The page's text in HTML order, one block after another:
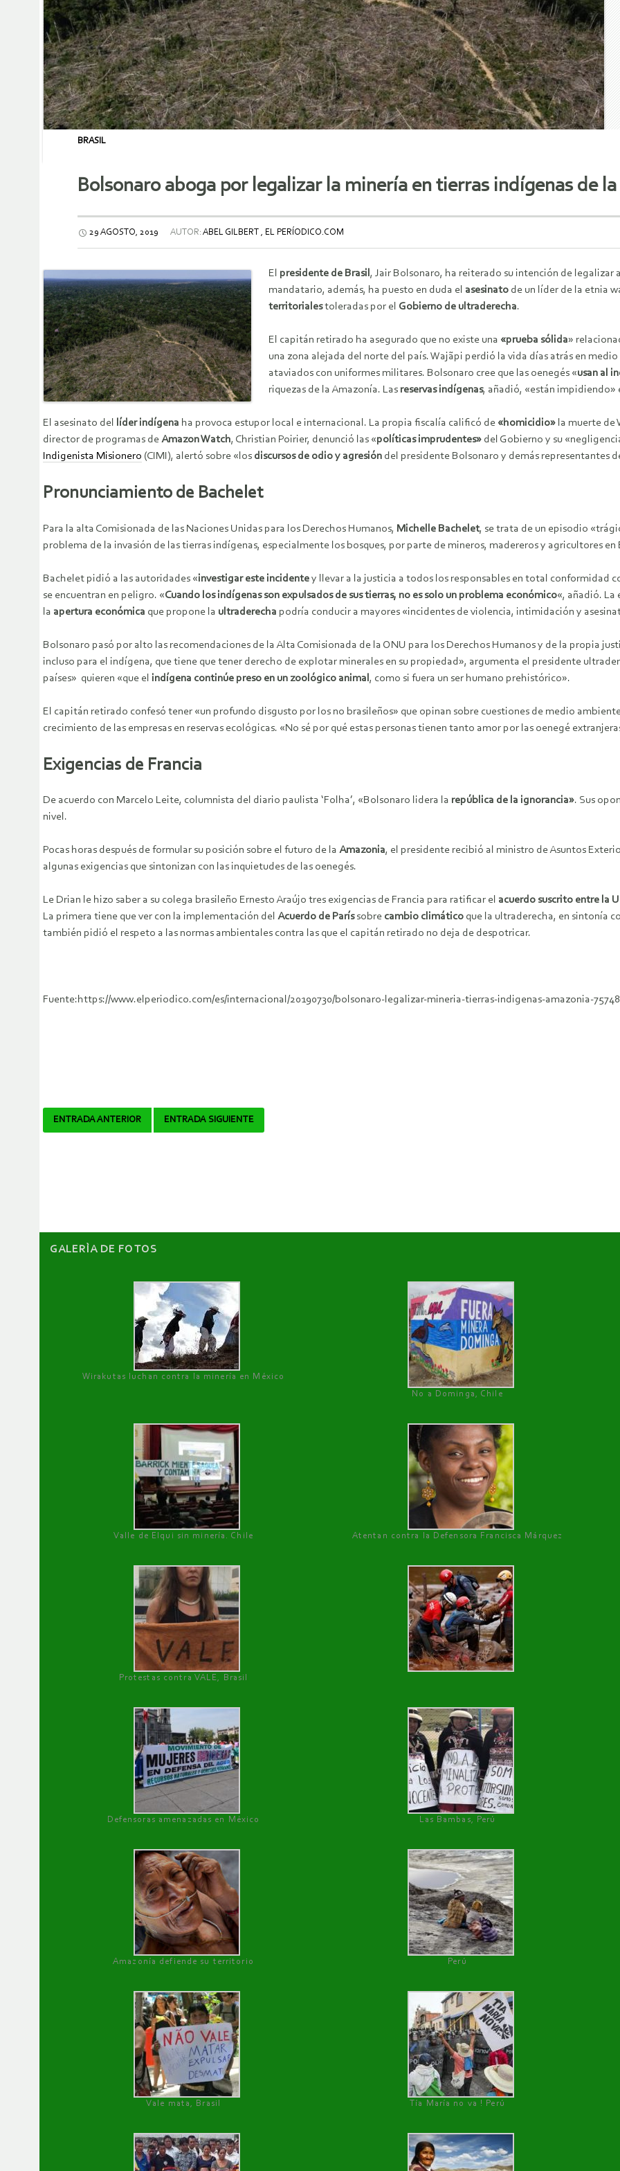
BRASIL
Bolsonaro aboga por legalizar la minería en tierras indígenas de
29 AGOSTO, 2019 AUTOR: ABEL GILBERT , EL PERÍODICO.COM
El presidente de Brasil , Jair Bolsonaro, ha reiterado su intención de legalizar
mandatario, además, ha puesto en duda el asesinato de un líder de la etnia
territorialestoleradas por el Gobierno de ultraderecha.
El capitán retirado ha asegurado que no existe una «prueba sólida»
una zona alejada del norte del país. Wajãpi perdió la vida días atrás en
ataviados con uniformes militares. Bolsonaro cree que las oenegés «usan al
riquezas de la Amazonía. Las reservas indígenas, añadió, «están impidiendo»
El asesinato del líder indígena ha provoca estupor local e internacional. La propia fiscalía calificó de «homicidio» la muerte de
director de programas deAmazon Watch, Christian Poirier, denunció las «políticas imprudentes» del Gobierno y su
Indigenista Misionero (CIMI), alertó sobre «los discursos de odio y agresión del presidente Bolsonaro y demás representantes
Pronunciamiento de Bachelet
Para la alta Comisionada de las Naciones Unidas para los Derechos Humanos, Michelle Bachelet, se trata de un episodio
problema de la invasión de las tierras indígenas, especialmente los bosques, por parte de mineros, madereros y agricultores en
Bachelet pidió a las autoridades «investigar este incidentey llevar a la justicia a todos los responsables en total conformidad
se encuentran en peligro. «Cuando los indígenas son expulsados ​​de sus tierras, no es solo un problema económico«, añadió. La
la apertura económica que propone la ultraderecha podría conducir a mayores «incidentes de violencia, intimidación y
Bolsonaro pasó por alto las recomendaciones de la Alta Comisionada de la ONU para los Derechos Humanos y de la propia
incluso para el indígena, que tiene que tener derecho de explotar minerales en su propiedad», argumenta el presidente
países» quieren «que el indígena continúe preso en un zoológico animal , como si fuera un ser humano prehistórico».
El capitán retirado confesó tener «un profundo disgusto por los no brasileños» que opinan sobre cuestiones de medio
crecimiento de las empresas en reservas ecológicas. «No sé por qué estas personas tienen tanto amor por las oenegé
Exigencias de Francia
De acuerdo con Marcelo Leite, columnista del diario paulista ‘Folha’, «Bolsonaro lidera la república de la ignorancia». Sus
nivel.
Pocas horas después de formular su posición sobre el futuro de la Amazonia, el presidente recibió al ministro de Asuntos
algunas exigencias que sintonizan con las inquietudes de las oenegés.
Le Drian le hizo saber a su colega brasileño Ernesto Araújo tres exigencias de Francia para ratificar el acuerdo suscrito entre la
La primera tiene que ver con la implementación del Acuerdo de Paríssobre cambio climático que la ultraderecha, en sintonía
también pidió el respeto a las normas ambientales contra las que el capitán retirado no deja de despotricar.
Fuente:https://www.elperiodico.com/es/internacional/20190730/bolsonaro-legalizar-mineria-tierras-indigenas-amazonia-
Navegador
ENTRADA ANTERIOR ENTRADA SIGUIENTE
GALERÌA DE FOTOS
Wirakutas luchan contra la minería en México
No a Dominga, Chile
Valle de Elqui sin minería. Chile Atentan contra la Defensora Francisca Márquez
Protestas contra VALE, Brasil
Defensoras amenazadas en México Las Bambas, Perú
Amazonía defiende su territorio Perú
Vale mata, Brasil Tía María no va ! Perú